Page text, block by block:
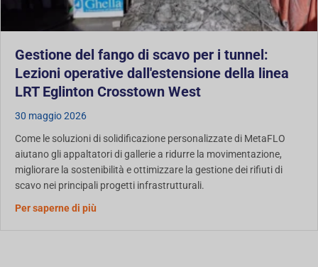
Gestione del fango di scavo per i tunnel:
Lezioni operative dall'estensione della linea
LRT Eglinton Crosstown West
30 maggio 2026
Come le soluzioni di solidificazione personalizzate di MetaFLO
aiutano gli appaltatori di gallerie a ridurre la movimentazione,
migliorare la sostenibilità e ottimizzare la gestione dei rifiuti di
scavo nei principali progetti infrastrutturali.
Per saperne di più